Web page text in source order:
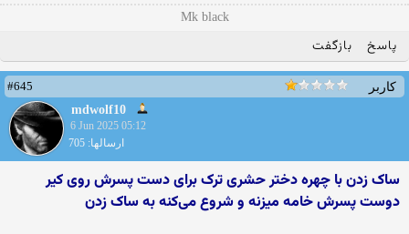
Mk black
پاسخ بازگفت
کاربر
#645
mdwolf10
6 Jun 2025 05:12
ارسالها: 705
ساک زدن با چهره دختر حشری ترک برای دست پسرش روی کیر
دوست پسرش خامه میزنه و شروع می‌کنه به ساک زدن